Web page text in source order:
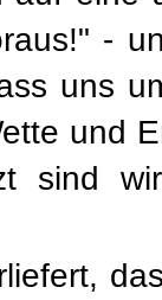
-
uns
und
sind